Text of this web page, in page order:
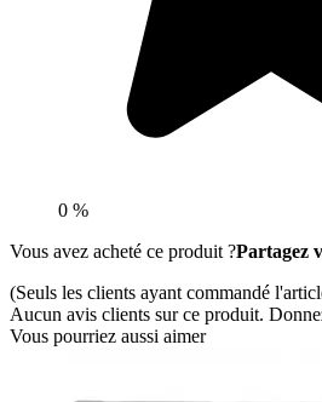
0 %
Vous avez acheté ce produit ?Partagez
(Seuls les clients ayant commandé
Aucun avis clients sur ce produit.
Vous pourriez aussi aimer